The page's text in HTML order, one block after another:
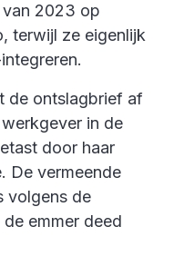
2023 op
terwijl ze eigenlijk
de ontslagbrief af
in de
door haar
De vermeende
volgens de
emmer deed